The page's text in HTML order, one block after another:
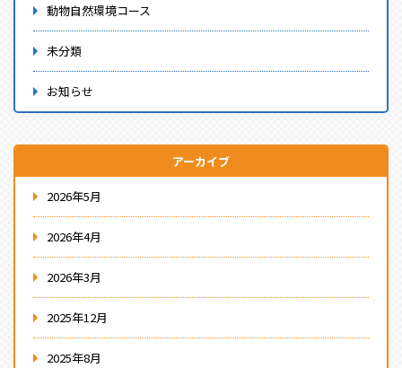
動物自然環境コース
未分類
お知らせ
アーカイブ
2026年5月
2026年4月
2026年3月
2025年12月
2025年8月